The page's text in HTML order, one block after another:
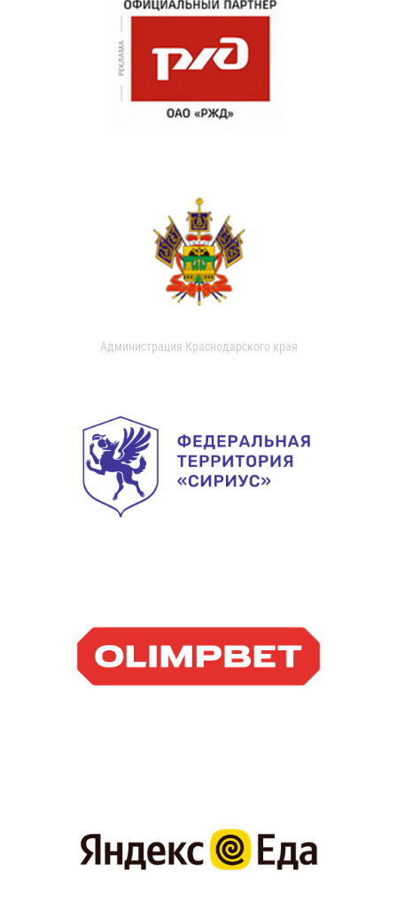
Администрация Краснодарского края